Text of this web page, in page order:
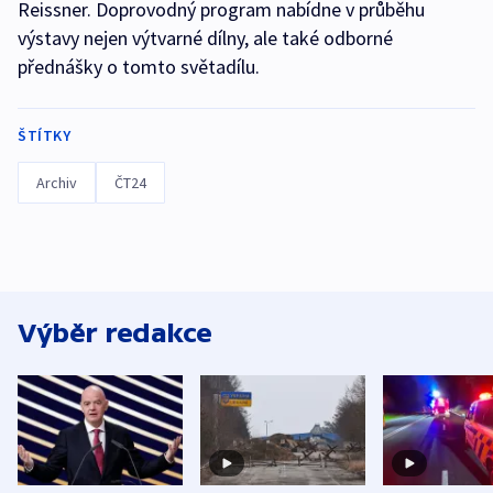
Reissner. Doprovodný program nabídne v průběhu
výstavy nejen výtvarné dílny, ale také odborné
přednášky o tomto světadílu.
ŠTÍTKY
Archiv ČT24
Výběr redakce